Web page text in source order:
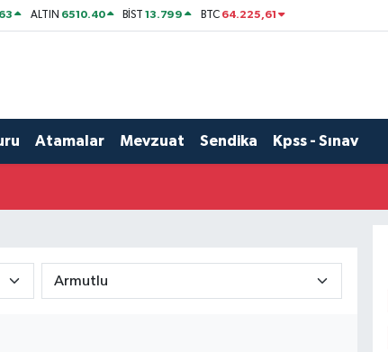
ALTIN 6510.40 BİST13.799 BTC 64.225,61
Atamalar Mevzuat Sendika Kpss - Sınav